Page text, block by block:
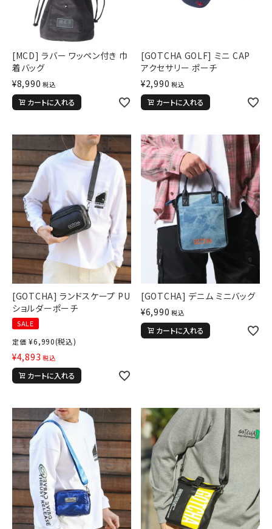
[MCD] ラバー ワッペン付き 巾
着バッグ
¥8,990 税込
カートに入れる
[GOTCHA GOLF] ミニ CAP
アクセサリー ポーチ
¥2,990 税込
カートに入れる
[GOTCHA] ランドスケープ PU
ショルダーポーチ
SALE
定価 ¥6,990(税込)
¥4,893 税込
カートに入れる
[GOTCHA] デニム ミニバッグ
¥6,990 税込
カートに入れる